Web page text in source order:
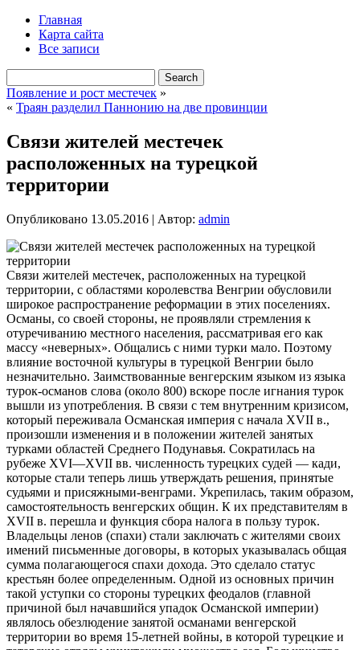
Главная
Карта сайта
Все записи
Появление и рост местечек »
« Траян разделил Паннонию на две провинции
Связи жителей местечек
расположенных на турецкой
территории
Опубликовано 13.05.2016 | Автор: admin
Связи жителей местечек, расположенных на турецкой
территории, с областями королевства Венгрии обусловили
широкое распространение реформации в этих поселениях.
Османы, со своей стороны, не проявляли стремления к
отуречиванию местного населения, рассматривая его как
массу «неверных». Общались с ними турки мало. Поэтому
влияние восточной культуры в турецкой Венгрии было
незначительно. Заимствованные венгерским языком из языка
турок-османов слова (около 800) вскоре после игнания турок
вышли из употребления. В связи с тем внутренним кризисом,
который переживала Османская империя с начала XVII в.,
произошли изменения и в положении жителей занятых
турками областей Среднего Подунавья. Сократилась на
рубеже XVI—XVII вв. численность турецких судей — кади,
которые стали теперь лишь утверждать решения, принятые
судьями и присяжными-венграми. Укрепилась, таким образом,
самостоятельность венгерских общин. К их представителям в
XVII в. перешла и функция сбора налога в пользу турок.
Владельцы ленов (спахи) стали заключать с жителями своих
имений письменные договоры, в которых указывалась общая
сумма полагающегося спахи дохода. Это сделало статус
крестьян более определенным. Одной из основных причин
такой уступки со стороны турецких феодалов (главной
причиной был начавшийся упадок Османской империи)
являлось обезлюдение занятой османами венгерской
территории во время 15-летней войны, в которой турецкие и